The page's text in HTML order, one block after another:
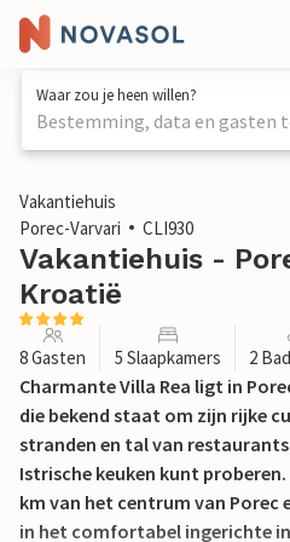
Waar zou je heen willen?
Bestemming, data en gasten
1 / 39
Vakantiehuis
Porec-Varvari
CLI930
Vakantiehuis -
Kroatië
8 Gasten 5 Slaapkamers 2
Charmante Villa Rea ligt in
die bekend staat om zijn rijke
stranden en tal van
Istrische keuken kunt
km van het centrum van Porec
in het comfortabel ingerichte